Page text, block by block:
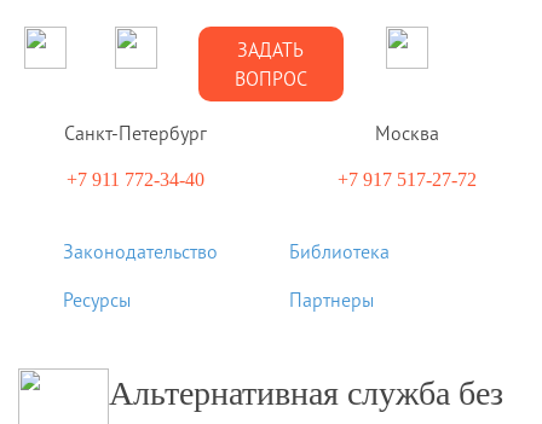
Законодательство
Библиотека
Ресурсы
Партнеры
Альтернативная служба без
ЗАДАТЬ
ВОПРОС
Санкт-Петербург
+7 911 772-34-40
Москва
+7 917 517-27-72